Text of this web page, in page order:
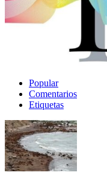
Popular
Comentarios
Etiquetas